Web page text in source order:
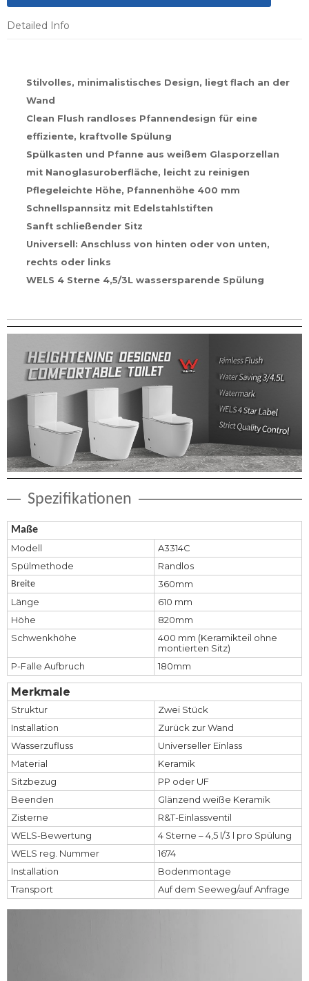
Detailed Info
Stilvolles, minimalistisches Design, liegt flach an der
Wand
Clean Flush randloses Pfannendesign für eine
effiziente, kraftvolle Spülung
Spülkasten und Pfanne aus weißem Glasporzellan
mit Nanoglasuroberfläche, leicht zu reinigen
Pflegeleichte Höhe, Pfannenhöhe 400 mm
Schnellspannsitz mit Edelstahlstiften
Sanft schließender Sitz
Universell: Anschluss von hinten oder von unten,
rechts oder links
WELS 4 Sterne 4,5/3L wassersparende Spülung
Spezifikationen
Maße
Modell
A3314C
Spülmethode
Randlos
Breite
360mm
Länge
610 mm
Höhe
820mm
Schwenkhöhe
400 mm (Keramikteil ohne
montierten Sitz)
P-Falle Aufbruch
180mm
Merkmale
Struktur
Zwei Stück
Installation
Zurück zur Wand
Wasserzufluss
Universeller Einlass
Material
Keramik
Sitzbezug
PP oder UF
Beenden
Glänzend weiße Keramik
Zisterne
R&T-Einlassventil
WELS-Bewertung
4 Sterne – 4,5 l/3 l pro Spülung
WELS reg. Nummer
1674
Installation
Bodenmontage
Transport
Auf dem Seeweg/auf Anfrage